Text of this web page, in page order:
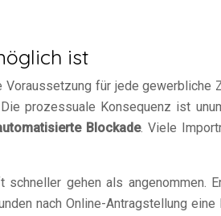
ist
für jede gewerbliche
prozessuale Konsequenz ist
Blockade. Viele
gehen als angenommen.
nach Online-Antragstellung